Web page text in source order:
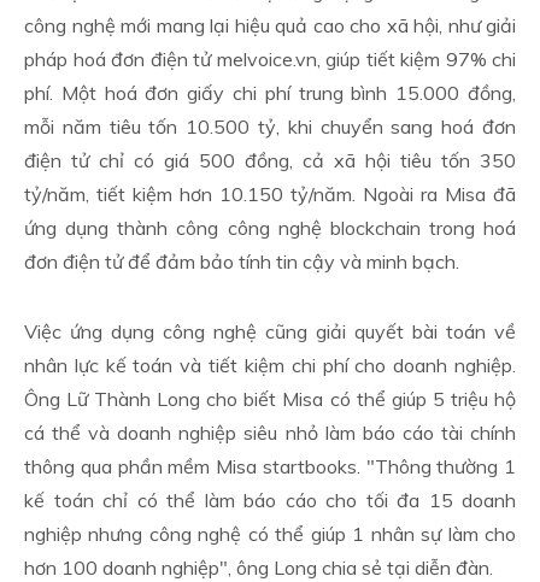
công nghệ mới mang lại hiệu quả cao cho xã hội, như giải
pháp hoá đơn điện tử melvoice.vn, giúp tiết kiệm 97% chi
phí. Một hoá đơn giấy chi phí trung bình 15.000 đồng,
mỗi năm tiêu tốn 10.500 tỷ, khi chuyển sang hoá đơn
điện tử chỉ có giá 500 đồng, cả xã hội tiêu tốn 350
tỷ/năm, tiết kiệm hơn 10.150 tỷ/năm. Ngoài ra Misa đã
ứng dụng thành công công nghệ blockchain trong hoá
đơn điện tử để đảm bảo tính tin cậy và minh bạch.
Việc ứng dụng công nghệ cũng giải quyết bài toán về
nhân lực kế toán và tiết kiệm chi phí cho doanh nghiệp.
Ông Lữ Thành Long cho biết Misa có thể giúp 5 triệu hộ
cá thể và doanh nghiệp siêu nhỏ làm báo cáo tài chính
thông qua phần mềm Misa startbooks. "Thông thường 1
kế toán chỉ có thể làm báo cáo cho tối đa 15 doanh
nghiệp nhưng công nghệ có thể giúp 1 nhân sự làm cho
hơn 100 doanh nghiệp", ông Long chia sẻ tại diễn đàn.